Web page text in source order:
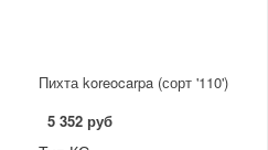
Пихта koreocarpa (сорт '110')
5 352 руб